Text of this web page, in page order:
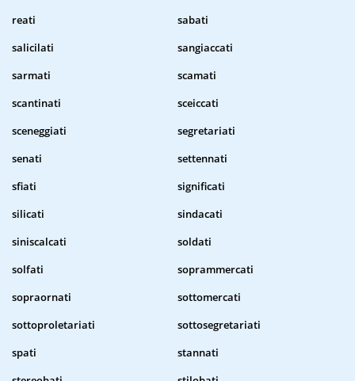
reati
sabati
salicilati
sangiaccati
sarmati
scamati
scantinati
sceiccati
sceneggiati
segretariati
senati
settennati
sfiati
significati
silicati
sindacati
siniscalcati
soldati
solfati
soprammercati
sopraornati
sottomercati
sottoproletariati
sottosegretariati
spati
stannati